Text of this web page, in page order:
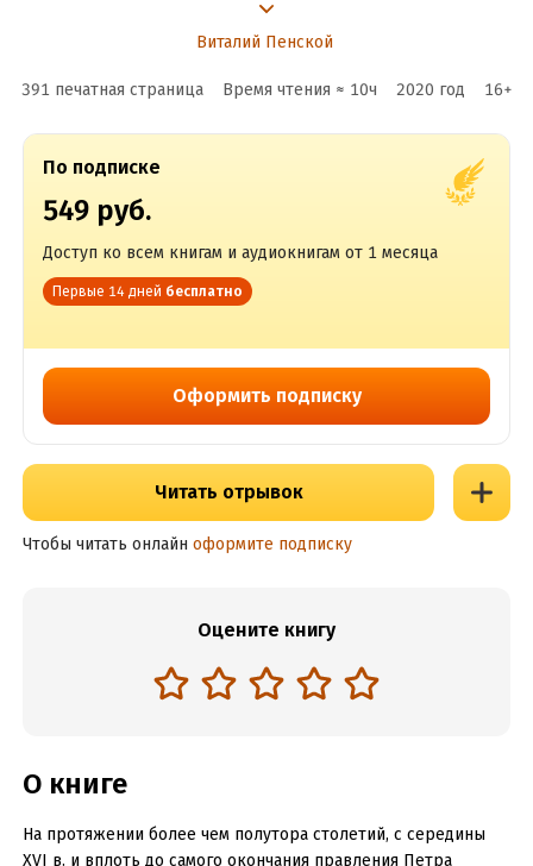
XVII в.
Виталий Пенской
391 печатная страница Время чтения ≈ 10ч 2020 год 16+
По подписке
549 руб.
Доступ ко всем книгам и аудиокнигам от 1 месяца
Первые 14 дней бесплатно
Оформить подписку
Читать отрывок
Чтобы читать онлайн оформите подписку
Оцените книгу
О книге
На протяжении более чем полутора столетий, с середины
XVI в. и вплоть до самого окончания правления Петра